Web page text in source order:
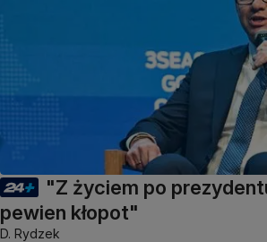
"Z życiem po
pewien kłopot"
D. Rydzek